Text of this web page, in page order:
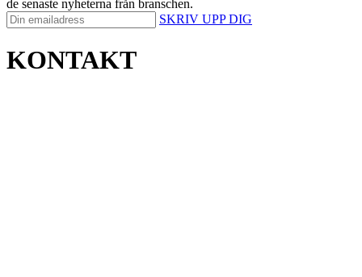
de senaste nyheterna från branschen.
SKRIV UPP DIG
KONTAKT